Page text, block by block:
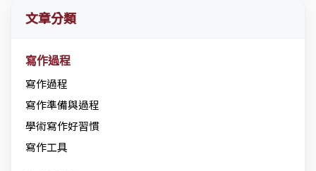
文章分類
寫作過程
寫作過程
寫作準備與過程
學術寫作好習慣
寫作工具